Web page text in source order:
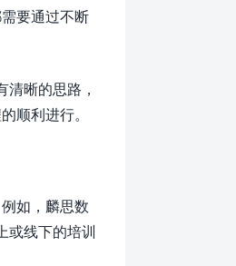
要通过不断
晰的思路，
顺利进行。
如，麟思数
或线下的培训